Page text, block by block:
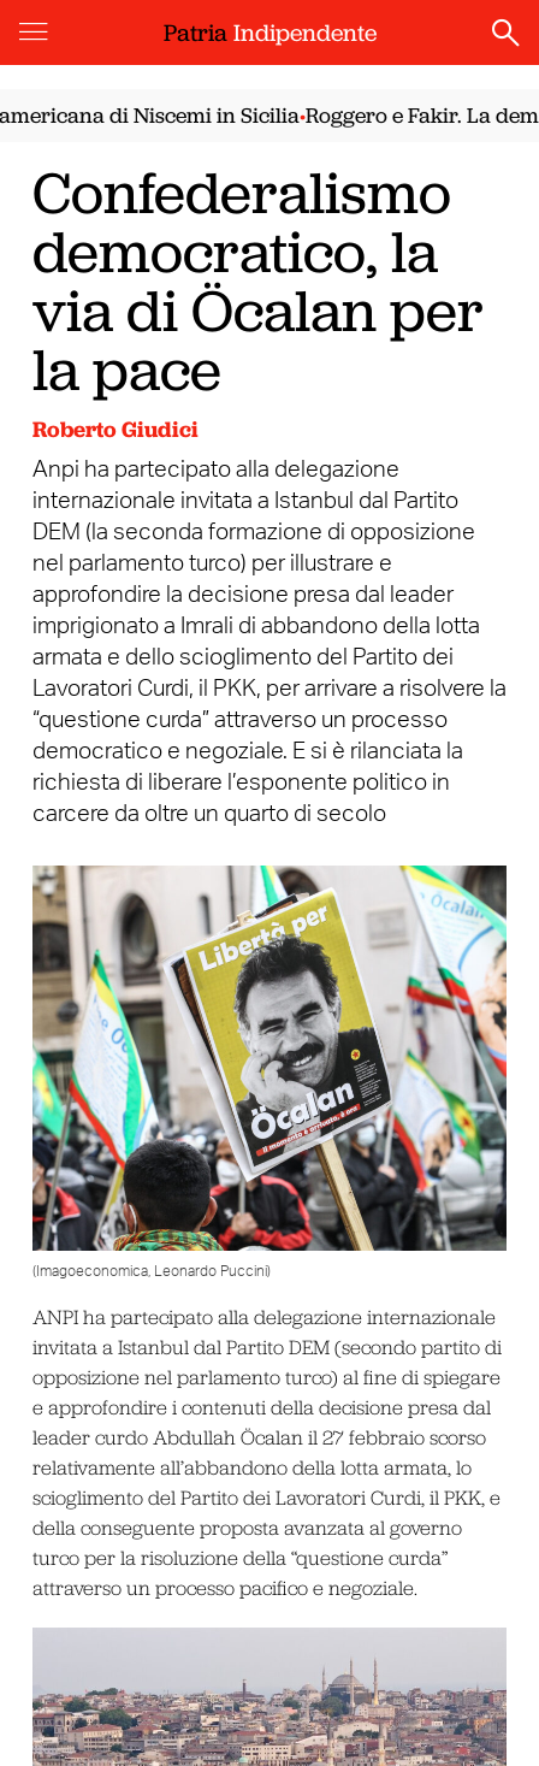
PatriaIndipendente
di Niscemi in Sicilia•Roggero e Fakir. La
Confederalismo
democratico, la
via di Öcalan per
la pace
Roberto Giudici
Anpi ha partecipato alla delegazione
internazionale invitata a Istanbul dal Partito
DEM (la seconda formazione di opposizione
nel parlamento turco) per illustrare e
approfondire la decisione presa dal leader
imprigionato a Imrali di abbandono della lotta
armata e dello scioglimento del Partito dei
Lavoratori Curdi, il PKK, per arrivare a risolvere la
“questione curda” attraverso un processo
democratico e negoziale. E si è rilanciata la
richiesta di liberare l’esponente politico in
carcere da oltre un quarto di secolo
(Imagoeconomica, Leonardo Puccini)
ANPI ha partecipato alla delegazione internazionale
invitata a Istanbul dal Partito DEM (secondo partito di
opposizione nel parlamento turco) al fine di spiegare
e approfondire i contenuti della decisione presa dal
leader curdo Abdullah Öcalan il 27 febbraio scorso
relativamente all’abbandono della lotta armata, lo
scioglimento del Partito dei Lavoratori Curdi, il PKK, e
della conseguente proposta avanzata al governo
turco per la risoluzione della “questione curda”
attraverso un processo pacifico e negoziale.